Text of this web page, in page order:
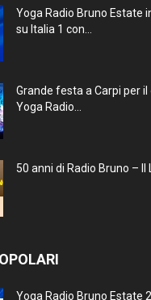
Yoga Radio Bruno Estate
su Italia 1 con...
Grande festa a Carpi per il
Yoga Radio...
50 anni di Radio Bruno – Il
Yoga Radio Bruno Estate